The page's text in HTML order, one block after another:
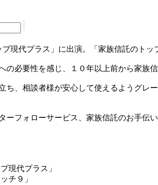
現代プラス」に出演。「家族信託のトッ
の必要性を感じ、１０年以上前から家族
ち、相談者様が安心して使えるようグレ
ーフォローサービス、家族信託のお手伝い
現代プラス」
チ９」